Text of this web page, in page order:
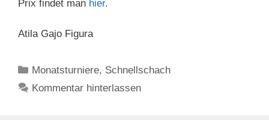
Prix findet man hier.
Atila Gajo Figura
Kategorien
Monatsturniere, Schnellschach
Kommentar hinterlassen